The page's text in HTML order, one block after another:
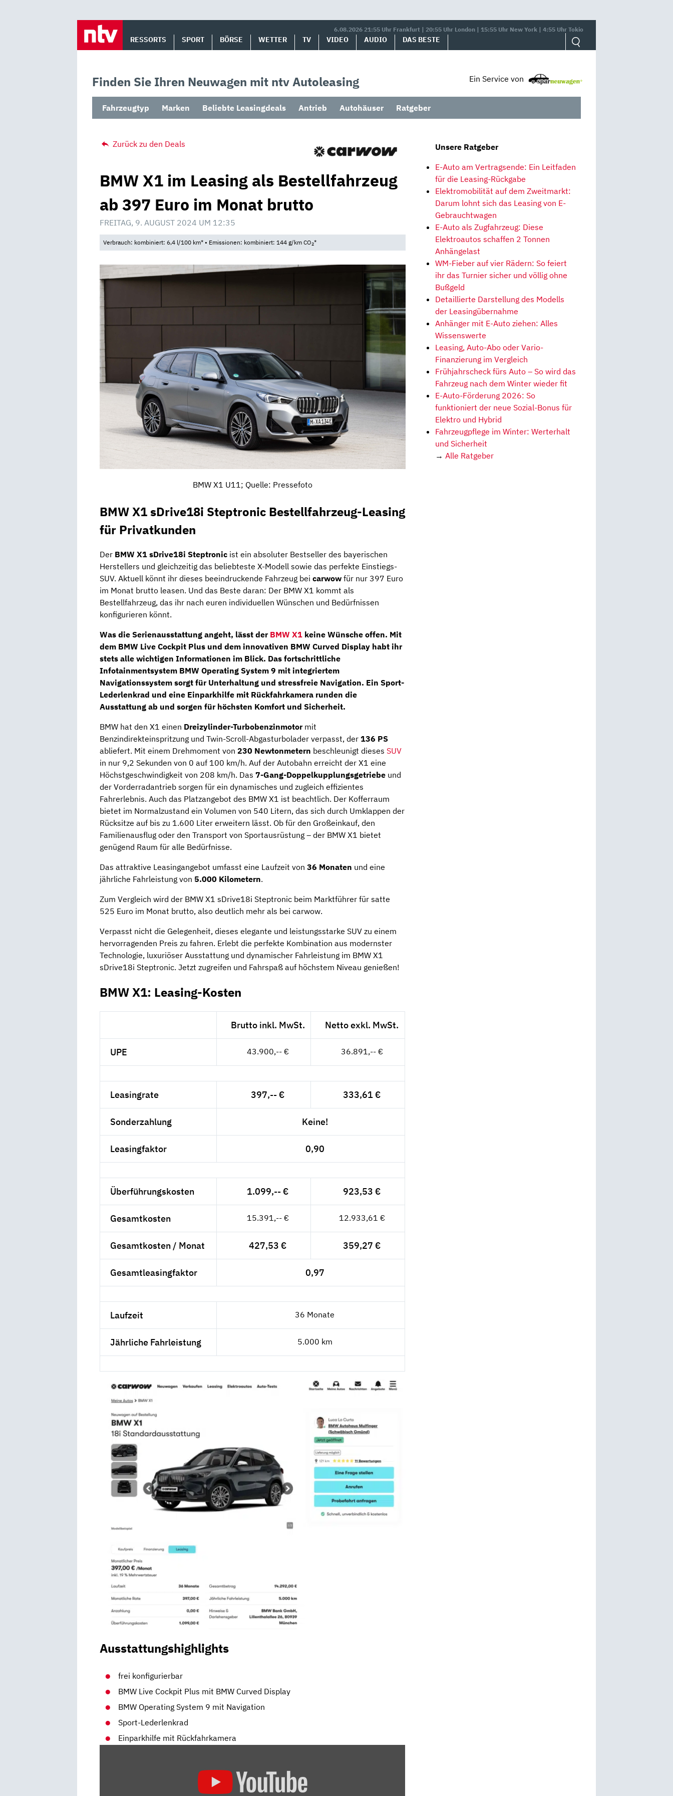
6.08.2026 21:55 Uhr Frankfurt | 20:55 Uhr London | 15:55 Uhr New York | 4:55 Uhr Tokio
RESSORTS SPORT BÖRSE WETTER TV VIDEO AUDIO DAS BESTE
Finden Sie Ihren Neuwagen mit ntv Autoleasing Ein Service von
Fahrzeugtyp Marken Beliebte Leasingdeals Antrieb Autohäuser Ratgeber
Zurück zu den Deals
BMW X1 im Leasing als Bestellfahrzeug
ab 397 Euro im Monat brutto
FREITAG, 9. AUGUST 2024 UM 12:35
Verbrauch: kombiniert: 6,4 l/100 km* • Emissionen: kombiniert: 144 g/km CO2*
BMW X1 U11; Quelle: Pressefoto
BMW X1 sDrive18i Steptronic Bestellfahrzeug-Leasing
für Privatkunden
Der BMW X1 sDrive18i Steptronic ist ein absoluter Bestseller des bayerischen
Herstellers und gleichzeitig das beliebteste X-Modell sowie das perfekte Einstiegs-
SUV. Aktuell könnt ihr dieses beeindruckende Fahrzeug bei carwow für nur 397 Euro
im Monat brutto leasen. Und das Beste daran: Der BMW X1 kommt als
Bestellfahrzeug, das ihr nach euren individuellen Wünschen und Bedürfnissen
konfigurieren könnt.
Was die Serienausstattung angeht, lässt der BMW X1 keine Wünsche offen. Mit
dem BMW Live Cockpit Plus und dem innovativen BMW Curved Display habt ihr
stets alle wichtigen Informationen im Blick. Das fortschrittliche
Infotainmentsystem BMW Operating System 9 mit integriertem
Navigationssystem sorgt für Unterhaltung und stressfreie Navigation. Ein Sport-
Lederlenkrad und eine Einparkhilfe mit Rückfahrkamera runden die
Ausstattung ab und sorgen für höchsten Komfort und Sicherheit.
BMW hat den X1 einen Dreizylinder-Turbobenzinmotormit
Benzindirekteinspritzung und Twin-Scroll-Abgasturbolader verpasst, der 136 PS
abliefert. Mit einem Drehmoment von 230 Newtonmetern beschleunigt dieses SUV
in nur 9,2 Sekunden von 0 auf 100 km/h. Auf der Autobahn erreicht der X1 eine
Höchstgeschwindigkeit von 208 km/h. Das 7-Gang-Doppelkupplungsgetriebe und
der Vorderradantrieb sorgen für ein dynamisches und zugleich effizientes
Fahrerlebnis. Auch das Platzangebot des BMW X1 ist beachtlich. Der Kofferraum
bietet im Normalzustand ein Volumen von 540 Litern, das sich durch Umklappen der
Rücksitze auf bis zu 1.600 Liter erweitern lässt. Ob für den Großeinkauf, den
Familienausflug oder den Transport von Sportausrüstung – der BMW X1 bietet
genügend Raum für alle Bedürfnisse.
Das attraktive Leasingangebot umfasst eine Laufzeit von 36 Monaten und eine
jährliche Fahrleistung von 5.000 Kilometern.
Zum Vergleich wird der BMW X1 sDrive18i Steptronic beim Marktführer für satte
525 Euro im Monat brutto, also deutlich mehr als bei carwow.
Verpasst nicht die Gelegenheit, dieses elegante und leistungsstarke SUV zu einem
hervorragenden Preis zu fahren. Erlebt die perfekte Kombination aus modernster
Technologie, luxuriöser Ausstattung und dynamischer Fahrleistung im BMW X1
sDrive18i Steptronic. Jetzt zugreifen und Fahrspaß auf höchstem Niveau genießen!
BMW X1: Leasing-Kosten
Brutto inkl. MwSt. Netto exkl. MwSt.
UPE 43.900,-- € 36.891,-- €
Leasingrate 397,-- € 333,61 €
Sonderzahlung Keine!
Leasingfaktor 0,90
Überführungskosten 1.099,-- € 923,53 €
Gesamtkosten 15.391,-- € 12.933,61 €
Gesamtkosten / Monat 427,53 € 359,27 €
Gesamtleasingfaktor 0,97
Laufzeit 36 Monate
Jährliche Fahrleistung 5.000 km
Ausstattungshighlights
frei konfigurierbar
BMW Live Cockpit Plus mit BMW Curved Display
BMW Operating System 9 mit Navigation
Sport-Lederlenkrad
Einparkhilfe mit Rückfahrkamera
Unsere Ratgeber
E-Auto am Vertragsende: Ein Leitfaden
für die Leasing-Rückgabe
Elektromobilität auf dem Zweitmarkt:
Darum lohnt sich das Leasing von E-
Gebrauchtwagen
E-Auto als Zugfahrzeug: Diese
Elektroautos schaffen 2 Tonnen
Anhängelast
WM-Fieber auf vier Rädern: So feiert
ihr das Turnier sicher und völlig ohne
Bußgeld
Detaillierte Darstellung des Modells
der Leasingübernahme
Anhänger mit E-Auto ziehen: Alles
Wissenswerte
Leasing, Auto-Abo oder Vario-
Finanzierung im Vergleich
Frühjahrscheck fürs Auto – So wird das
Fahrzeug nach dem Winter wieder fit
E-Auto-Förderung 2026: So
funktioniert der neue Sozial-Bonus für
Elektro und Hybrid
Fahrzeugpflege im Winter: Werterhalt
und Sicherheit
→ Alle Ratgeber